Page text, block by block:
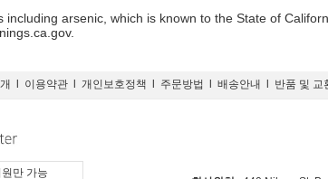
arsenic, which is known to the State of
이용약관 개인보호정책 주문방법 배송안내 반품 및 교
만 가능